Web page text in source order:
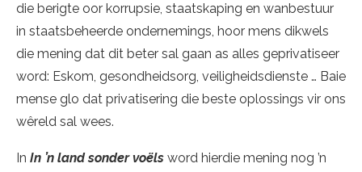
die berigte oor korrupsie, staatskaping en wanbestuur
in staatsbeheerde ondernemings, hoor mens dikwels
die mening dat dit beter sal gaan as alles geprivatiseer
word: Eskom, gesondheidsorg, veiligheidsdienste … Baie
mense glo dat privatisering die beste oplossings vir ons
wêreld sal wees.
In In ’n land sonder voëls word hierdie mening nog ’n